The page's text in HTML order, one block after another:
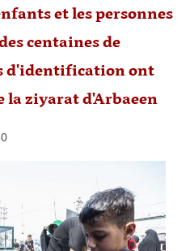
et les personnes
centaines de
d'identification ont
la ziyarat d'Arbaeen